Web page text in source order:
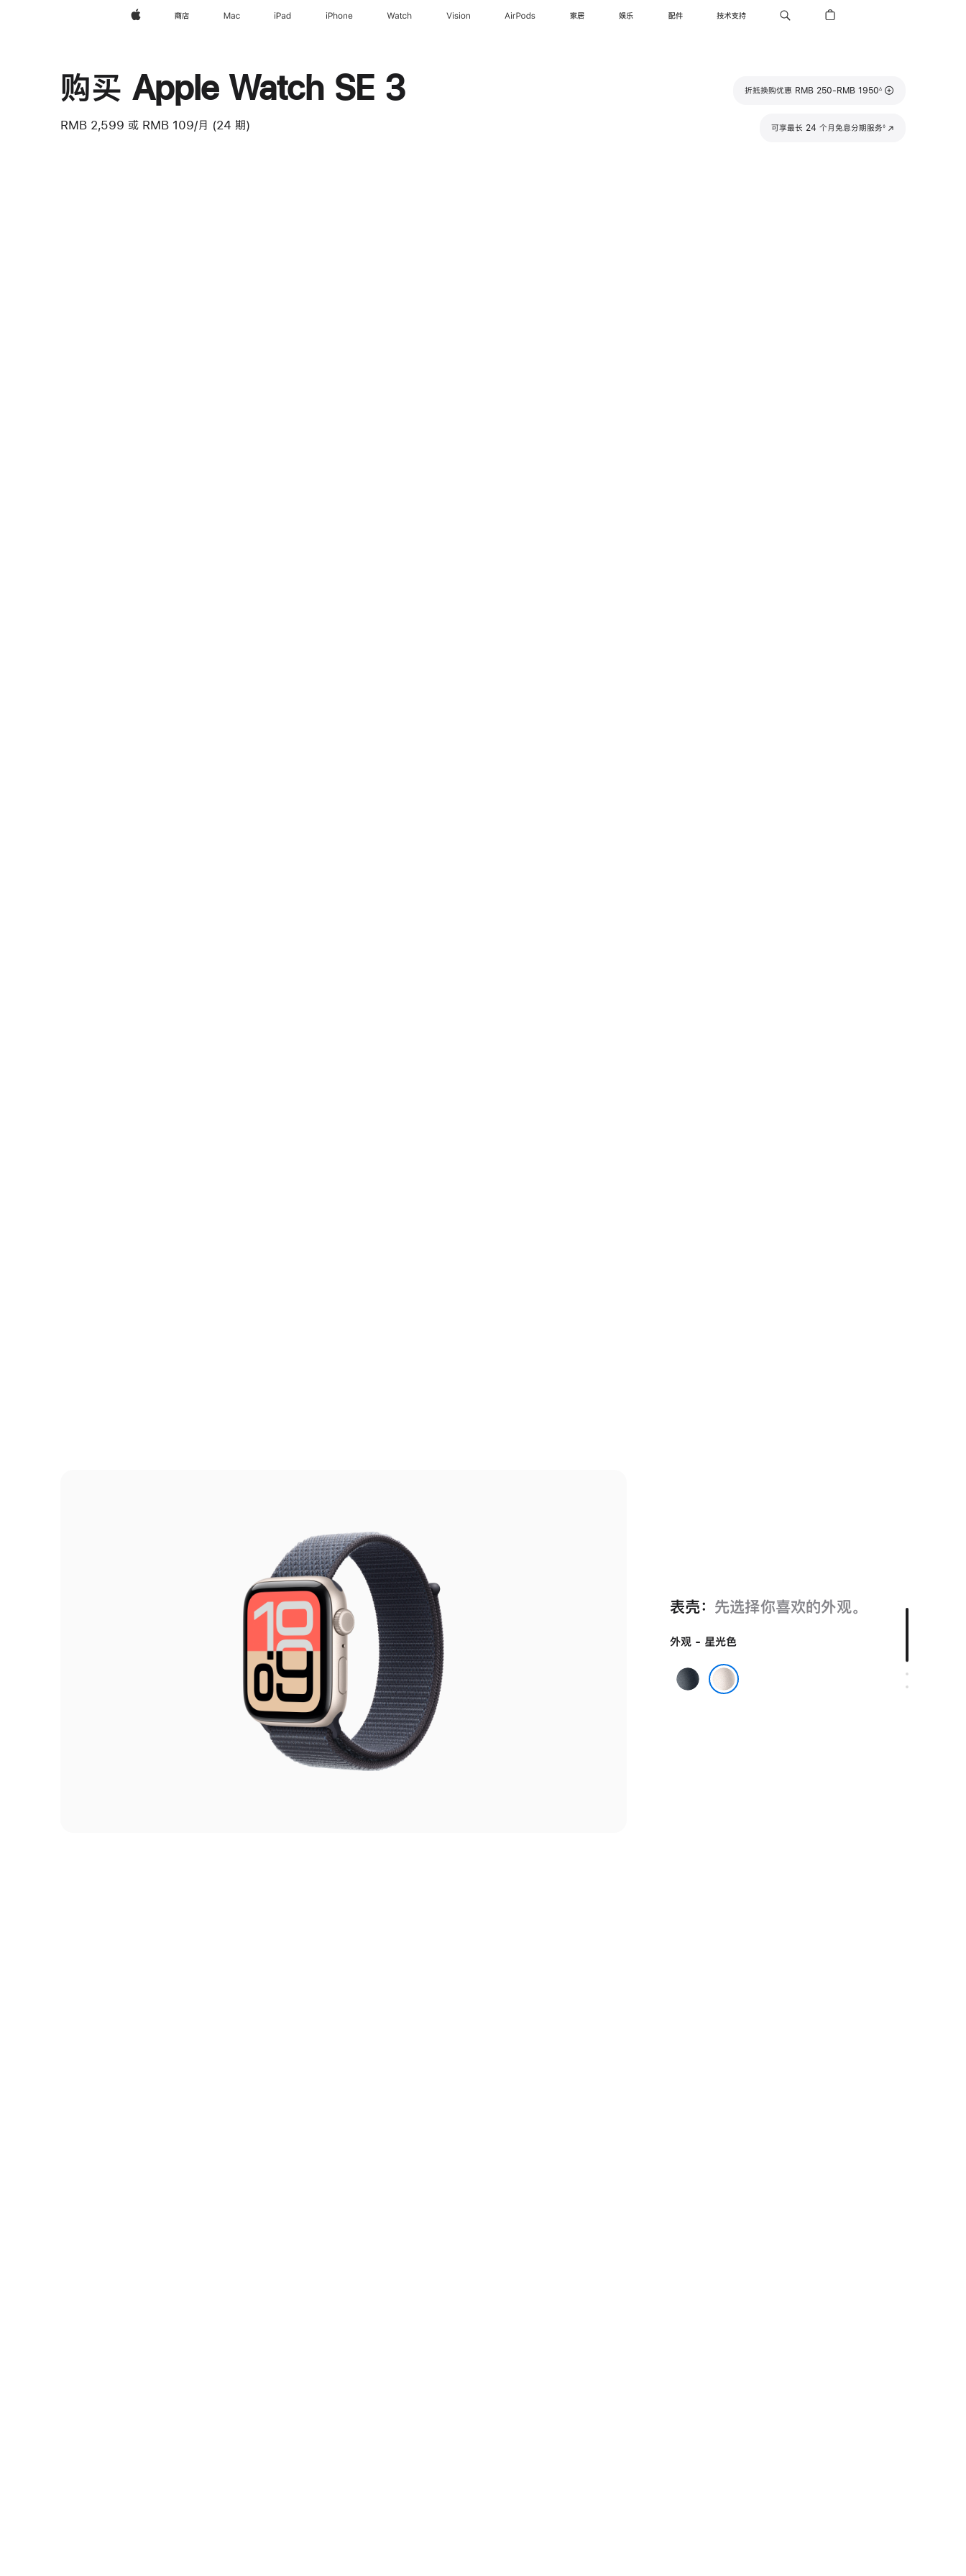
Apple 商店 Mac iPad iPhone Watch Vision AirPods 家居 娱乐 配件 技术支持
购买 Apple Watch SE 3
RMB 2,599 或 RMB 109/月 (24 期)
折抵换购优惠 RMB 250-RMB 1950注
∆
可享最长 24 个月免息分期服务注
◊
(在
表壳： 先选择你喜欢的外观。
外观 - 星光色
午
夜